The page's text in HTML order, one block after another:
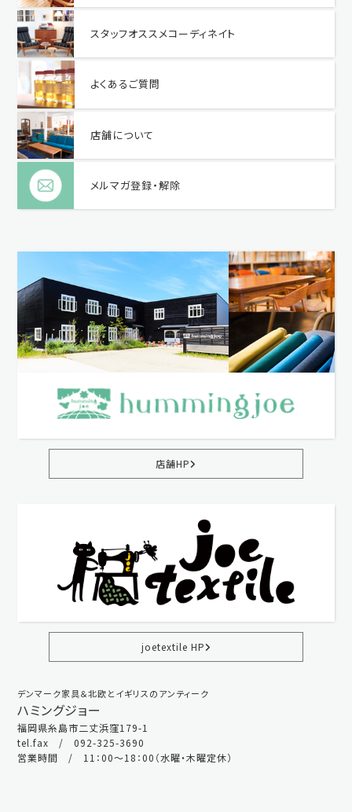
スタッフオススメコーディネイト
よくあるご質問
店舗について
メルマガ登録・解除
店舗HP
joetextile HP
デンマーク家具＆北欧とイギリスのアンティーク
ハミングジョー
福岡県糸島市二丈浜窪179-1
tel.fax / 092-325-3690
営業時間 / 11：00～18：00（水曜・木曜定休）